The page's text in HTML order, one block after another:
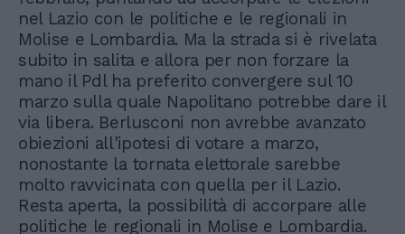
nel Lazio con le politiche e le regionali in
Molise e Lombardia. Ma la strada si è rivelata
subito in salita e allora per non forzare la
mano il Pdl ha preferito convergere sul 10
marzo sulla quale Napolitano potrebbe dare il
via libera. Berlusconi non avrebbe avanzato
obiezioni all'ipotesi di votare a marzo,
nonostante la tornata elettorale sarebbe
molto ravvicinata con quella per il Lazio.
Resta aperta, la possibilità di accorpare alle
politiche le regionali in Molise e Lombardia.